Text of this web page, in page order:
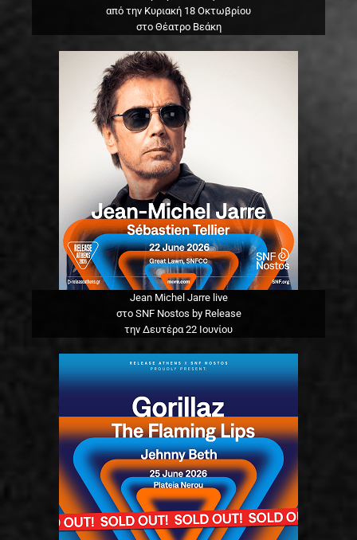
από την Κυριακή 18 Οκτωβρίου
στο Θέατρο Βεάκη
Jean Michel Jarre live
στο SNF Nostos by Release
την Δευτέρα 22 Ιουνίου